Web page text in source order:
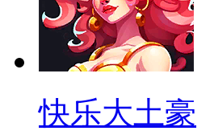
快乐大土豪